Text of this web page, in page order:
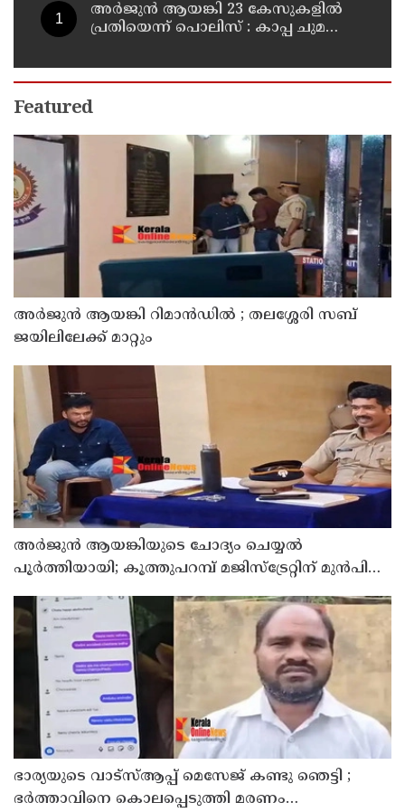
അര്‍ജുന്‍ ആയങ്കി 23 കേസുകളില്‍
പ്രതിയെന്ന് പൊലിസ് : കാപ്പ ചുമത്തി
Featured
അര്‍ജുന്‍ ആയങ്കി റിമാന്‍ഡില്‍ ; തലശ്ശേരി സബ്
ജയിലിലേക്ക് മാറ്റും
അര്‍ജുന്‍ ആയങ്കിയുടെ ചോദ്യം ചെയ്യല്‍
പൂര്‍ത്തിയായി; കൂത്തുപറമ്പ് മജിസ്ട്രേറ്റിന് മുൻപില്‍
ഹാജരാക്കും
ഭാര്യയുടെ വാട്സ്ആപ്പ് മെസേജ് കണ്ടു ഞെട്ടി ;
ഭര്‍ത്താവിനെ കൊലപ്പെടുത്തി മരണം